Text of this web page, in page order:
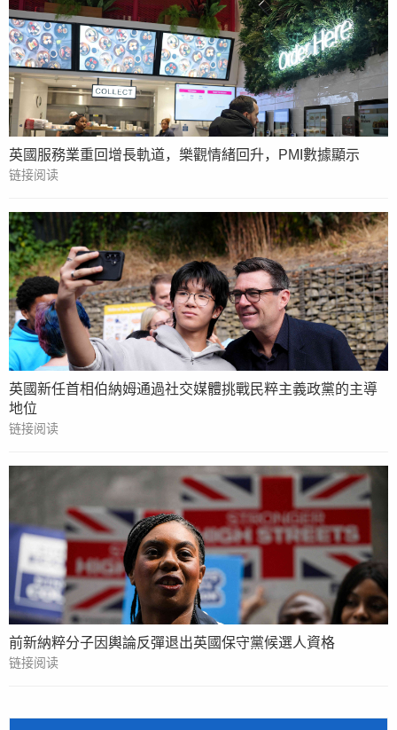
英國服務業重回增長軌道，樂觀情緒回升，PMI數據顯示
链接阅读
英國新任首相伯納姆通過社交媒體挑戰民粹主義政黨的主導
地位
链接阅读
前新納粹分子因輿論反彈退出英國保守黨候選人資格
链接阅读